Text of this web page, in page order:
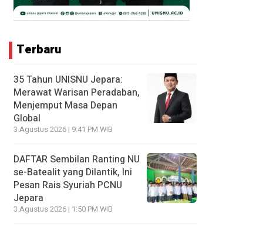
Terbaru
35 Tahun UNISNU Jepara:
Merawat Warisan Peradaban,
Menjemput Masa Depan
Global
3 Agustus 2026 | 9:41 PM WIB
DAFTAR Sembilan Ranting NU
se-Batealit yang Dilantik, Ini
Pesan Rais Syuriah PCNU
Jepara
3 Agustus 2026 | 1:50 PM WIB